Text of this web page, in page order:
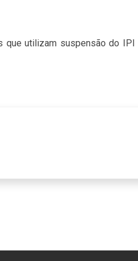
que utilizam suspensão do IPI